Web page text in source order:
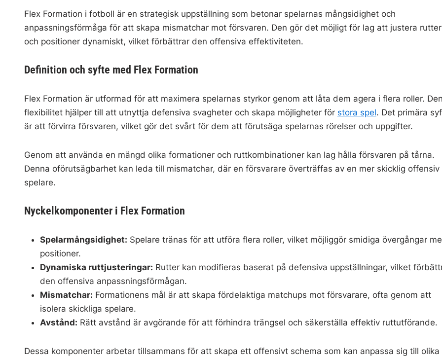
Flex Formation i fotboll är en strategisk uppställning som betonar spelarnas mångsidighet och
anpassningsförmåga för att skapa mismatchar mot försvaren. Den gör det möjligt för lag att justera rutter
och positioner dynamiskt, vilket förbättrar den offensiva effektiviteten.
Definition och syfte med Flex Formation
Flex Formation är utformad för att maximera spelarnas styrkor genom att låta dem agera i flera roller.
flexibilitet hjälper till att utnyttja defensiva svagheter och skapa möjligheter för stora spel. Det primära
är att förvirra försvaren, vilket gör det svårt för dem att förutsäga spelarnas rörelser och uppgifter.
Genom att använda en mängd olika formationer och ruttkombinationer kan lag hålla försvaren på tårna.
Denna oförutsägbarhet kan leda till mismatchar, där en försvarare överträffas av en mer skicklig offensiv
spelare.
Nyckelkomponenter i Flex Formation
Spelarmångsidighet: Spelare tränas för att utföra flera roller, vilket möjliggör smidiga övergångar
positioner.
Dynamiska ruttjusteringar: Rutter kan modifieras baserat på defensiva uppställningar, vilket
den offensiva anpassningsförmågan.
Mismatchar: Formationens mål är att skapa fördelaktiga matchups mot försvarare, ofta genom att
isolera skickliga spelare.
Avstånd: Rätt avstånd är avgörande för att förhindra trängsel och säkerställa effektiv ruttutförande.
Dessa komponenter arbetar tillsammans för att skapa ett offensivt schema som kan anpassa sig till olika